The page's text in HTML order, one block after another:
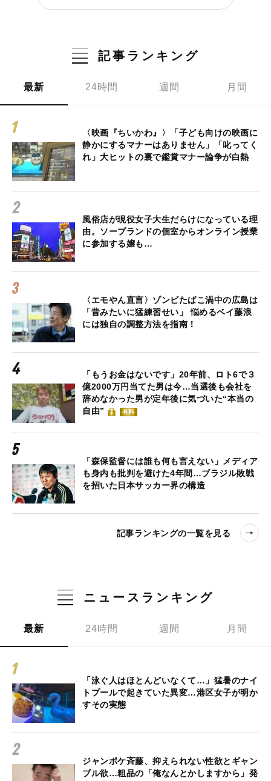
記事ランキング
最新 24時間 週間 月間
〈映画『ちいかわ』〉「子ども向けの映画に
静かにするマナーはありません」「叱ってく
れ」大ヒットの裏で鑑賞マナー論争が白熱
風俗店が現役女子大生だらけになっている理
由。ソープランドの個室からオンライン授業
に参加する嬢も…
〈エモやん直言〉ゾンビたばこ渦中の広島は
「昔みたいに猛練習せい」 悩めるベイ藤浪
には独自の調整方法を指南！
「もうお金はないです」20年前、ロト6で３
億2000万円当てた男は今…当選後も会社を
辞めなかった男が定年後に気づいた“本当の
自由”
有料
「森保監督には誰も何も言えない」メディア
も身内も批判を避けた4年間…ブラジル敗戦
を招いた日本サッカー界の構造
記事ランキングの一覧を見る
ニュースランキング
最新 24時間 週間 月間
「泳ぐ人はほとんどいなくて…」猛暑のナイ
トプールで起きていた異変…港区女子が明か
すその実態
ジャンポケ斉藤、抑えられない性欲とギャン
ブル欲…粗品の「俺なんとかしますから」発